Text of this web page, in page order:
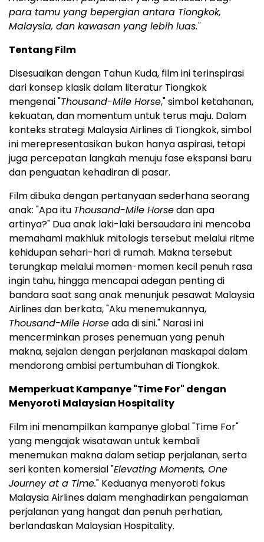
para tamu yang bepergian antara Tiongkok,
Malaysia, dan kawasan yang lebih luas."
Tentang Film
Disesuaikan dengan Tahun Kuda, film ini terinspirasi
dari konsep klasik dalam literatur Tiongkok
mengenai "Thousand-Mile Horse," simbol ketahanan,
kekuatan, dan momentum untuk terus maju. Dalam
konteks strategi Malaysia Airlines di Tiongkok, simbol
ini merepresentasikan bukan hanya aspirasi, tetapi
juga percepatan langkah menuju fase ekspansi baru
dan penguatan kehadiran di pasar.
Film dibuka dengan pertanyaan sederhana seorang
anak: "Apa itu Thousand-Mile Horsedan apa
artinya?" Dua anak laki-laki bersaudara ini mencoba
memahami makhluk mitologis tersebut melalui ritme
kehidupan sehari-hari di rumah. Makna tersebut
terungkap melalui momen-momen kecil penuh rasa
ingin tahu, hingga mencapai adegan penting di
bandara saat sang anak menunjuk pesawat Malaysia
Airlines dan berkata, "Aku menemukannya,
Thousand-Mile Horseada di sini." Narasi ini
mencerminkan proses penemuan yang penuh
makna, sejalan dengan perjalanan maskapai dalam
mendorong ambisi pertumbuhan di Tiongkok.
Memperkuat Kampanye "Time For" dengan
Menyoroti Malaysian Hospitality
Film ini menampilkan kampanye global "Time For"
yang mengajak wisatawan untuk kembali
menemukan makna dalam setiap perjalanan, serta
seri konten komersial "Elevating Moments, One
Journey at a Time." Keduanya menyoroti fokus
Malaysia Airlines dalam menghadirkan pengalaman
perjalanan yang hangat dan penuh perhatian,
berlandaskan Malaysian Hospitality.